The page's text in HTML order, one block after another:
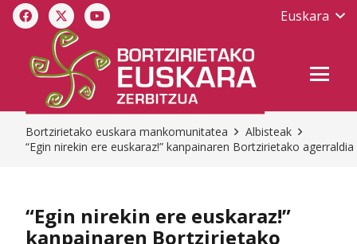
Euskara
Bortzirietako euskara mankomunitatea
Albisteak
“Egin nirekin ere euskaraz!” kanpainaren Bortzirietako agerraldia
“Egin nirekin ere euskaraz!”
kanpainaren Bortzirietako